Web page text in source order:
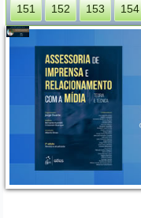
151 152 153 154